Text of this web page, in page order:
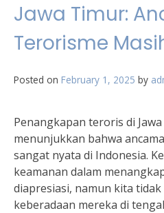
Jawa Timur:
Terorisme
Posted on February 1, 2025 by
Penangkapan teroris di
menunjukkan bahwa
sangat nyata di Indonesia.
keamanan dalam
diapresiasi, namun kita
keberadaan mereka di